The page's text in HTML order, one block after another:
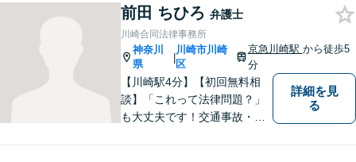
師などとの研究会を行い、協
力医と連携した高いレベルで
の解決を目指します。【初回
面談無料】
前田 ちひろ 弁護士
川崎合同法律事務所
神奈川
県
|
川崎市川崎
区
京急川崎駅 から徒歩5
分
【川崎駅4分】【初回無料相
談】「これって法律問題？」
も大丈夫です！交通事故・債
詳細を見
る